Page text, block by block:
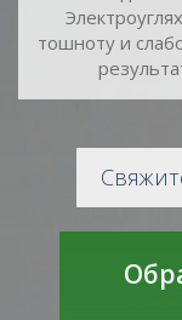
тошноту и